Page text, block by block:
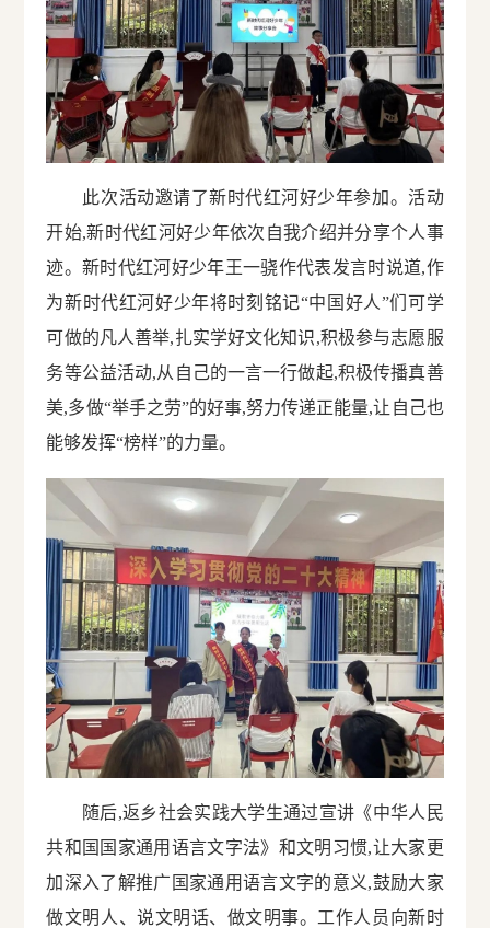
此次活动邀请了新时代红河好少年参加。活动
开始,新时代红河好少年依次自我介绍并分享个人事
迹。新时代红河好少年王一骁作代表发言时说道,作
为新时代红河好少年将时刻铭记“中国好人”们可学
可做的凡人善举,扎实学好文化知识,积极参与志愿服
务等公益活动,从自己的一言一行做起,积极传播真善
美,多做“举手之劳”的好事,努力传递正能量,让自己也
能够发挥“榜样”的力量。
随后,返乡社会实践大学生通过宣讲《中华人民
共和国国家通用语言文字法》和文明习惯,让大家更
加深入了解推广国家通用语言文字的意义,鼓励大家
做文明人、说文明话、做文明事。工作人员向新时